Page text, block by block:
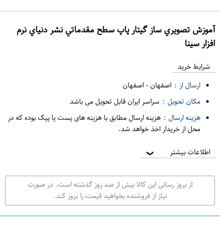
آموزش تصويري ساز گيتار پاپ سطح مقدماتي نشر دنياي نرم
افزار سينا
م
د
ه
ف
ر
و
ش
ی
ت
ه
ر
ا
شرایط خرید
ارسال از : اصفهان-اصفهان
مکان تحویل : سراسر ایران قابل تحویل می باشد
هزینه ارسال : هزینه ارسال مطابق با هزینه های پست یا پیک بوده که در
محل از خریدار اخذ خواهد شد.
اطلاعات بیشتر ❯
از بروز رسانی این کالا بیش از صد روز گذشته است. در صورت
نیاز از فروشنده بخواهید قیمت را بروز کند.